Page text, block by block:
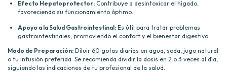
Efecto Hepatoprotector: Contribuye a desintoxicar el hígado,
favoreciendo su funcionamiento óptimo.
Apoyo a la Salud Gastrointestinal: Es útil para tratar problemas
gastrointestinales, promoviendo el confort y el bienestar digestivo.
Modo de Preparación: Diluir 60 gotas diarias en agua, soda, jugo natural
o tu infusión preferida. Se recomienda dividir la dosis en 2 o 3 veces al día,
siguiendo las indicaciones de tu profesional de la salud.